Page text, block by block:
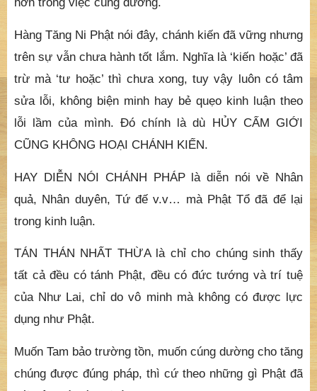
sửa lỗi, không biện minh hay bẻ quẹo kinh luận theo
lỗi lầm của mình. Đó chính là dù HỦY CẤM GIỚI
CŨNG KHÔNG HOẠI CHÁNH KIẾN.
HAY DIỄN NÓI CHÁNH PHÁP là diễn nói về Nhân
quả, Nhân duyên, Tứ đế v.v… mà Phật Tổ đã để lại
trong kinh luận.
TÁN THÁN NHẤT THỪA là chỉ cho chúng sinh thấy
tất cả đều có tánh Phật, đều có đức tướng và trí tuệ
Muốn Tam bảo trường tồn, muốn cúng dường cho tăng
chúng được đúng pháp, thì cứ theo những gì Phật đã
II. Cúng dường nào có công đức lớn nhất